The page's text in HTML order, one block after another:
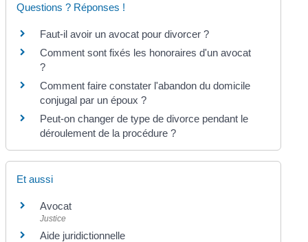
Questions ? Réponses !
Faut-il avoir un avocat pour divorcer ?
Comment sont fixés les honoraires d'un avocat
?
Comment faire constater l'abandon du domicile
conjugal par un époux ?
Peut-on changer de type de divorce pendant le
déroulement de la procédure ?
Et aussi
Avocat
Justice
Aide juridictionnelle